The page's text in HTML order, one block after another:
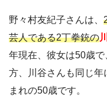
野々村友紀子さんは、
芸人である2丁拳銃の
年現在、彼女は50歳
方、川谷さんも同じ
まれの50歳です。